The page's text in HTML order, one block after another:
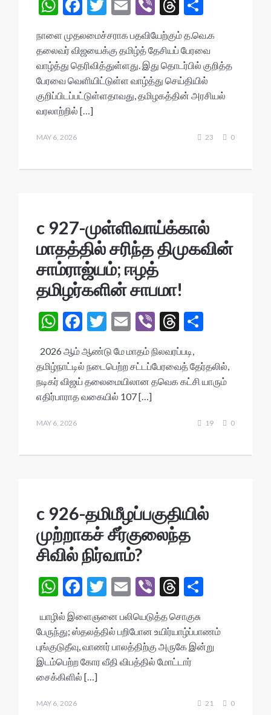
W
at
s
A
p
p
F
e
b
o
o
k
T
itt
er
E
ai
l
Vi
er
T
ea
ds
ar
e
நாளை முதலமைச்சராக பதவியேற்கும் த.வெ.க
தலைவர் விஜயைக்கு தமிழ்த் தேசியப் பேரவை
வாழ்த்து தெரிவித்துள்ளது. இது தொடர்பில் குறித்த
பேரவை வெளியிட்டுள்ள வாழ்த்து செய்தியில்
குறிப்பிடப்பட்டுள்ளதாவது, தமிழகத்தின் அரசியல்
வரலாற்றில் […]
MAY 6, 2026 23 0
c 927-முள்ளிவாய்க்கால்
மாதத்தில் சரிந்த திமுகவின்
சாம்ராஜ்யம்; ஈழத்
தமிழர்களின் சாபமா!
W
at
s
A
p
F
e
b
o
T
itt
er
E
ai
l
Vi
er
T
ea
ds
ar
e
2026 ஆம் ஆண்டு மே மாதம் நிலவரப்படி,
தமிழ்நாட்டில் நடைபெற்ற சட்டப்பேரவைத் தேர்தலில்,
நடிகர் விஜய் தலைமையிலான தவெக கட்சி யாரும்
எதிர்பாராத வகையில் 107 […]
MAY 6, 2026 19 0
c 926-தமிமீழப்பகுதியில்
முற்றாகச் சீர்குலைந்த
சிவில் நிர்வாம்?
W
at
s
A
p
p
F
e
b
o
o
T
itt
er
E
ai
l
Vi
er
T
ea
ds
ar
e
யாழில் இளைஞனை பலியெடுத்த சொகுசு
பேருந்து; ஸ்தலத்தில் பறிபோன உயிர்யாழ்ப்பாணம்
புங்குடுதீவு, வாணர் பாலத்திற்கு அருகே இன்று
இடம்பெற்ற கோர வீதி விபத்தில் மோட்டார்
சைக்கிளில் […]
MAY 6, 2026 21 0